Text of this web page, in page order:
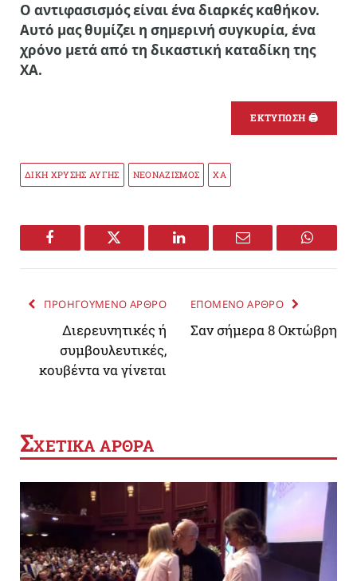
Ο αντιφασισμός είναι ένα διαρκές καθήκον.
Αυτό μας θυμίζει η σημερινή συγκυρία, ένα
χρόνο μετά από τη δικαστική καταδίκη της
ΧΑ.
ΕΚΤΥΠΩΣΗ 🖨
ΔΙΚΗ ΧΡΥΣΗΣ ΑΥΓΗΣ ΝΕΟΝΑΖΙΣΜΟΣ ΧΑ
Facebook Twitter LinkedIn Email
ΠΡΟΗΓΟΥΜΕΝΟ ΑΡΘΡΟ
Διερευνητικές ή
συμβουλευτικές,
κουβέντα να γίνεται
ΕΠΟΜΕΝΟ ΑΡΘΡΟ
Σαν σήμερα 8 Οκτώβρη
ΣΧΕΤΙΚΑ ΑΡΘΡΑ